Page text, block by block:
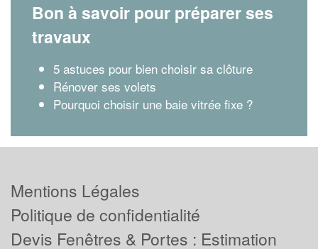
Bon à savoir pour préparer ses
travaux
5 astuces pour bien choisir sa clôture
Rénover ses volets
Pourquoi choisir une baie vitrée fixe ?
Mentions Légales
Politique de confidentialité
Devis Fenêtres & Portes : Estimation